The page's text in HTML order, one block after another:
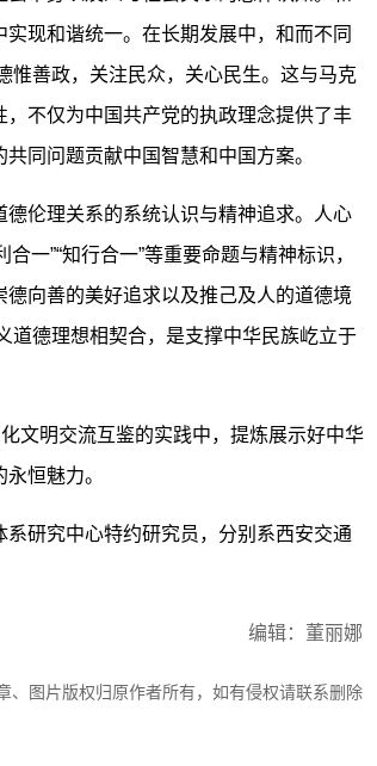
现和谐统一。在长期发展中，和而不同
惟善政，关注民众，关心民生。这与马克
不仅为中国共产党的执政理念提供了丰
同问题贡献中国智慧和中国方案。
伦理关系的系统认识与精神追求。人心
一”“知行合一”等重要命题与精神标识，
向善的美好追求以及推己及人的道德境
道德理想相契合，是支撑中华民族屹立于
文明交流互鉴的实践中，提炼展示好中华
恒魅力。
系研究中心特约研究员，分别系西安交通
编辑：董丽娜
、图片版权归原作者所有，如有侵权请联系删除